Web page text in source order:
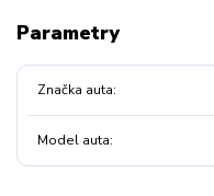
Parametry
Značka auta
Model auta